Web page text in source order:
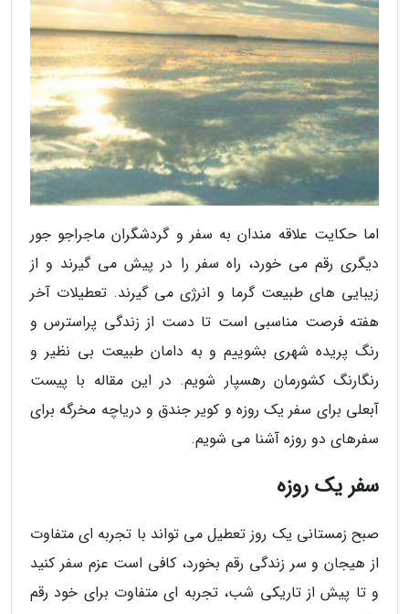
اما حکایت علاقه مندان به سفر و گردشگران ماجراجو جور
دیگری رقم می خورد، راه سفر را در پیش می گیرند و از
زیبایی های طبیعت گرما و انرژی می گیرند. تعطیلات آخر
هفته فرصت مناسبی است تا دست از زندگی پراسترس و
رنگ پریده شهری بشوییم و به دامان طبیعت بی نظیر و
رنگارنگ کشورمان رهسپار شویم. در این مقاله با پیست
آبعلی برای سفر یک روزه و کویر جندق و دریاچه مخرگه برای
سفرهای دو روزه آشنا می شویم.
سفر یک روزه
صبح زمستانی یک روز تعطیل می تواند با تجربه ای متفاوت
از هیجان و سر زندگی رقم بخورد، کافی است عزم سفر کنید
و تا پیش از تاریکی شب، تجربه ای متفاوت برای خود رقم